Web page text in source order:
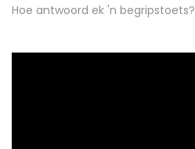
Hoe antwoord ek 'n begripstoets?